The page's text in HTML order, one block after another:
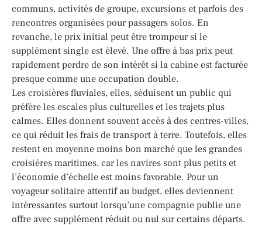
communs, activités de groupe, excursions et parfois des
rencontres organisées pour passagers solos. En
revanche, le prix initial peut être trompeur si le
supplément single est élevé. Une offre à bas prix peut
rapidement perdre de son intérêt si la cabine est facturée
presque comme une occupation double.
Les croisières fluviales, elles, séduisent un public qui
préfère les escales plus culturelles et les trajets plus
calmes. Elles donnent souvent accès à des centres-villes,
ce qui réduit les frais de transport à terre. Toutefois, elles
restent en moyenne moins bon marché que les grandes
croisières maritimes, car les navires sont plus petits et
l’économie d’échelle est moins favorable. Pour un
voyageur solitaire attentif au budget, elles deviennent
intéressantes surtout lorsqu’une compagnie publie une
offre avec supplément réduit ou nul sur certains départs.